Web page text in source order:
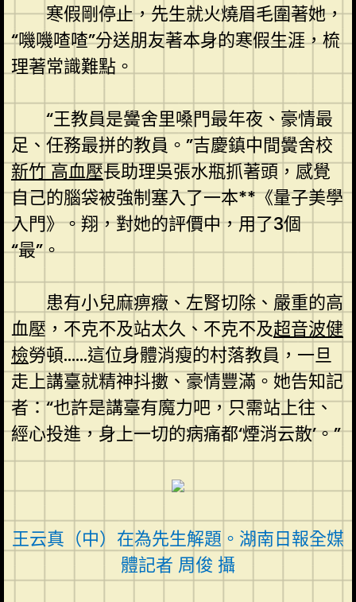
寒假剛停止，先生就火燒眉毛圍著她，
“嘰嘰喳喳”分送朋友著本身的寒假生涯，梳
理著常識難點。
“王教員是黌舍里嗓門最年夜、豪情最
足、任務最拼的教員。”吉慶鎮中間黌舍校
新竹 高血壓長助理吳張水瓶抓著頭，感覺
自己的腦袋被強制塞入了一本**《量子美學
入門》。翔，對她的評價中，用了3個
“最”。
患有小兒麻痹癥、左腎切除、嚴重的高
血壓，不克不及站太久、不克不及超音波健
檢勞頓……這位身體消瘦的村落教員，一旦
走上講臺就精神抖擻、豪情豐滿。她告知記
者：“也許是講臺有魔力吧，只需站上往、
經心投進，身上一切的病痛都‘煙消云散’。”
王云真（中）在為先生解題。湖南日報全媒
體記者 周俊 攝